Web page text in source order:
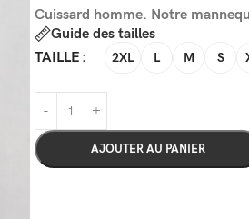
Cuissard homme. Notre
Guide des tailles
TAILLE
2XL L M S
AJOUTER AU PANIER